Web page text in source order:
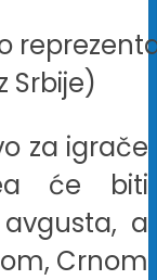
Srbije)
za igrače
će biti
a
Crnom